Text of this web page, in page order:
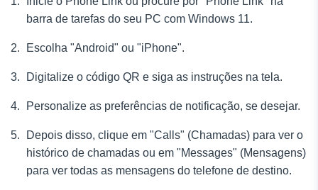
barra de tarefas do seu PC com Windows 11.
Escolha "Android" ou "iPhone".
Digitalize o código QR e siga as instruções na tela.
Personalize as preferências de notificação, se desejar.
Depois disso, clique em "Calls" (Chamadas) para ver o
histórico de chamadas ou em "Messages" (Mensagens)
para ver todas as mensagens do telefone de destino.